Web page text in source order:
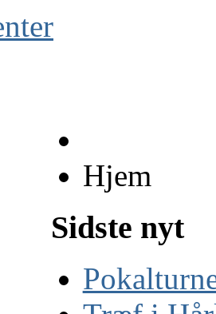
Hjem
Sidste nyt